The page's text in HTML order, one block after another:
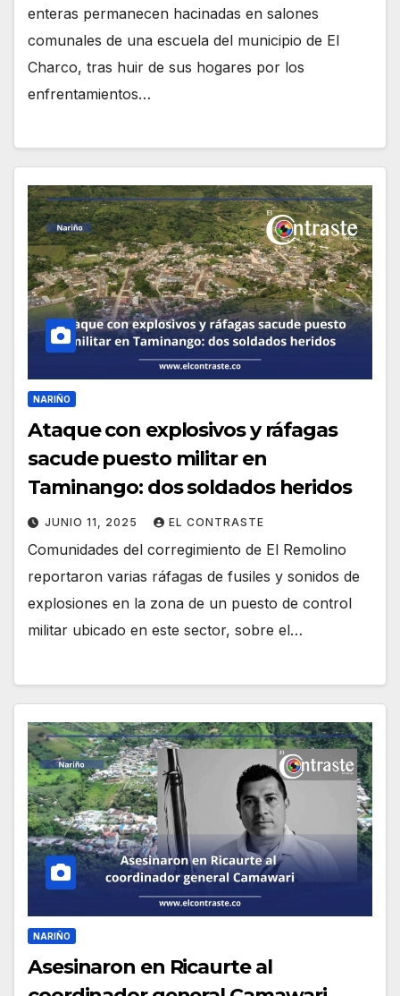
enteras permanecen hacinadas en salones
comunales de una escuela del municipio de El
Charco, tras huir de sus hogares por los
enfrentamientos…
NARIÑO
Ataque con explosivos y ráfagas
sacude puesto militar en
Taminango: dos soldados heridos
JUNIO 11, 2025 EL CONTRASTE
Comunidades del corregimiento de El Remolino
reportaron varias ráfagas de fusiles y sonidos de
explosiones en la zona de un puesto de control
militar ubicado en este sector, sobre el…
NARIÑO
Asesinaron en Ricaurte al